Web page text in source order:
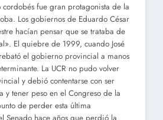
cordobés fue gran protagonista de la
Los gobiernos de Eduardo César
hacían pensar que se trataba de
El quiebre de 1999, cuando José
el gobierno provincial a manos
La UCR no pudo volver
y debió contentarse con ser
y tener peso en el Congreso de la
de perder esta última